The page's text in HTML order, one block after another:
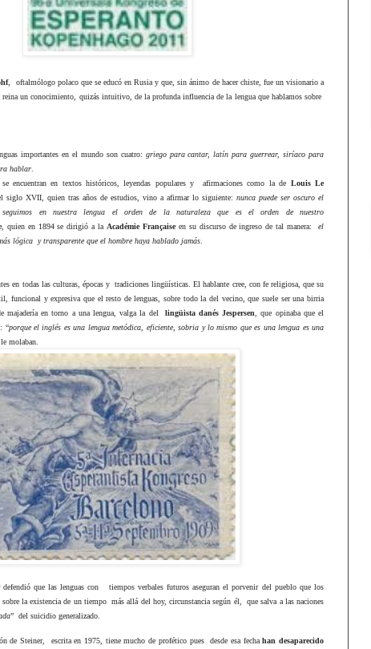
,
oftalmólogo polaco que se educó en Rusia y que, sin ánimo de hacer chiste, fue un visionario a
, reina un conocimiento, quizás intuitivo, de la profunda influencia de la lengua que hablamos sobre
importantes en el mundo son cuatro: griego para cantar, latín para guerrear, siríaco para
hablar
se encuentran en textos históricos, leyendas populares y afirmaciones como la de Louis Le
siglo XVII, quien tras años de estudios, vino a afirmar lo siguiente: nunca puede ser oscuro el
seguimos en nuestra lengua el orden de la naturaleza que es el orden de nuestro
, quien en 1894 se dirigió a la Académie Françaiseen su discurso de ingreso de tal manera:
el
lógica y transparente que el hombre haya hablado jamás
en todas las culturas, épocas y tradiciones lingüísticas. El hablante cree, con fe religiosa, que su
funcional y expresiva que el resto de lenguas, sobre todo la del vecino, que suele ser una birria
majadería en torno a una lengua, valga la del
lingüista danés Jespersen
, que opinaba que el
“porque el inglés es una lengua metódica, eficiente, sobria y lo mismo que es una lengua es una
molaban.
defendió que las lenguas con
tiempos verbales futuros aseguran el porvenir del pueblo que los
sobre la existencia de un tiempo más allá del hoy, circunstancia según él,
que salva a las naciones
” del suicidio generalizado.
de Steiner, escrita en 1975, tiene mucho de profético pues desde esa fechahan desaparecido